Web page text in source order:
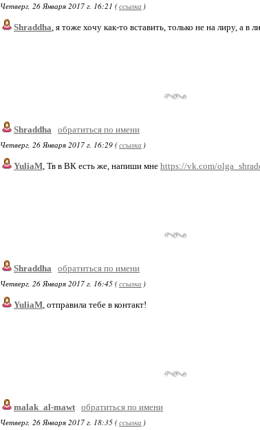
Четверг, 26 Января 2017 г. 16:21 (ссылка )
Shraddha, я тоже хочу как-то вставить, только не на лиру, а в
Shraddha
обратиться по имени
Четверг, 26 Января 2017 г. 16:29 (ссылка )
YuliaM, Тв в ВК есть же, напиши мне https://vk.com/
Shraddha
обратиться по имени
Четверг, 26 Января 2017 г. 16:45 (ссылка )
YuliaM, отправила тебе в контакт!
malak_al-mawt обратиться по имени
Четверг, 26 Января 2017 г. 18:35 (ссылка )